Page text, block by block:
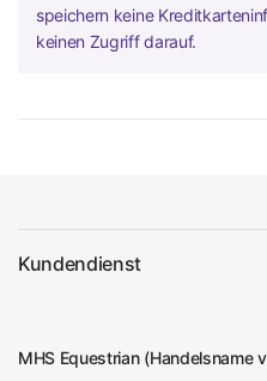
speichern keine
keinen Zugriff darauf.
Kundendienst
MHS Equestrian (Handelsname